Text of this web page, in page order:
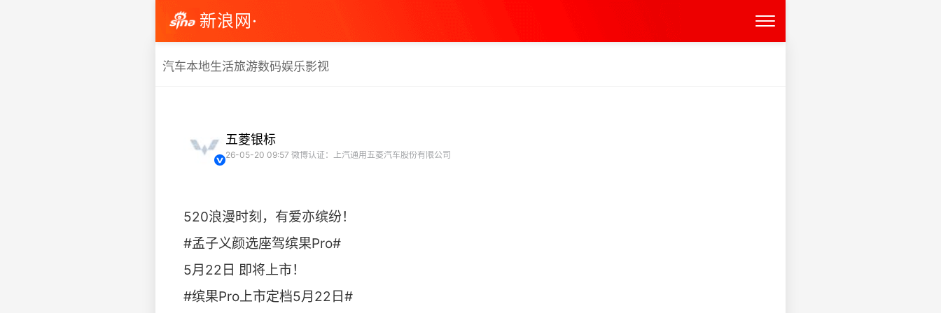
新浪网·
汽车本地生活旅游数码娱乐影视
五菱银标
26-05-20 09:57 微博认证：上汽通用五菱汽车股份有限公司
520浪漫时刻，有爱亦缤纷！
#孟子义颜选座驾缤果Pro#
5月22日 即将上市！
#缤果Pro上市定档5月22日# ​